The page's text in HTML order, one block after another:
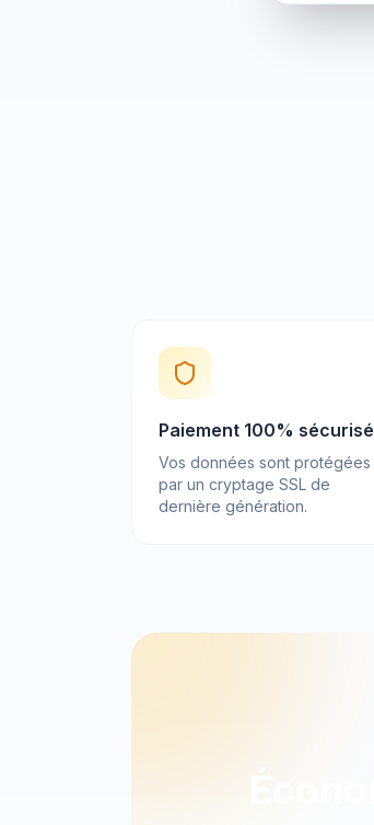
Paiement 100% sécurisé
Vos données sont protégées
par un cryptage SSL de
dernière génération.